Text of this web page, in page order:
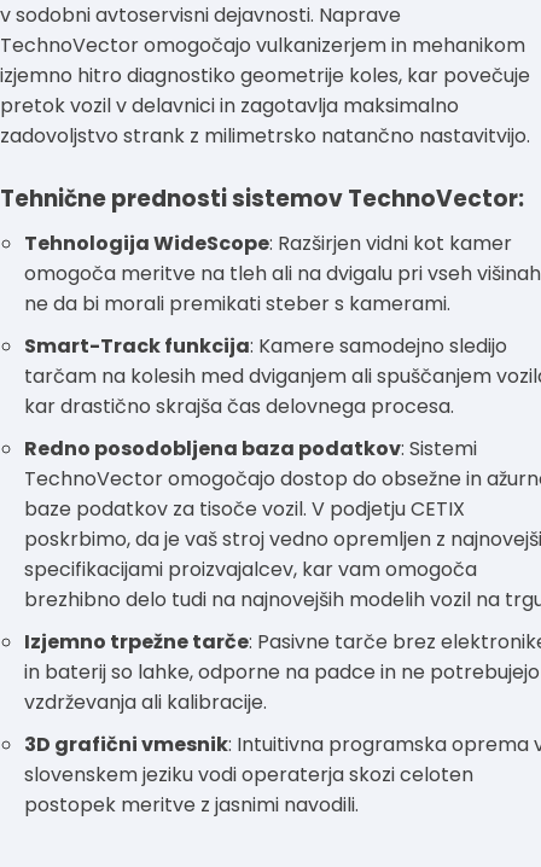
v sodobni avtoservisni dejavnosti. Naprave
TechnoVector omogočajo vulkanizerjem in mehanikom
izjemno hitro diagnostiko geometrije koles, kar povečuje
pretok vozil v delavnici in zagotavlja maksimalno
zadovoljstvo strank z milimetrsko natančno nastavitvijo.
Tehnične prednosti sistemov TechnoVector:
Tehnologija WideScope: Razširjen vidni kot kamer
omogoča meritve na tleh ali na dvigalu pri vseh
ne da bi morali premikati steber s kamerami.
Smart-Track funkcija: Kamere samodejno sledijo
tarčam na kolesih med dviganjem ali spuščanjem
kar drastično skrajša čas delovnega procesa.
Redno posodobljena baza podatkov: Sistemi
TechnoVector omogočajo dostop do obsežne in
baze podatkov za tisoče vozil. V podjetju CETIX
poskrbimo, da je vaš stroj vedno opremljen z
specifikacijami proizvajalcev, kar vam omogoča
brezhibno delo tudi na najnovejših modelih vozil na
Izjemno trpežne tarče: Pasivne tarče brez
in baterij so lahke, odporne na padce in ne potrebujejo
vzdrževanja ali kalibracije.
3D grafični vmesnik: Intuitivna programska oprema
slovenskem jeziku vodi operaterja skozi celoten
postopek meritve z jasnimi navodili.